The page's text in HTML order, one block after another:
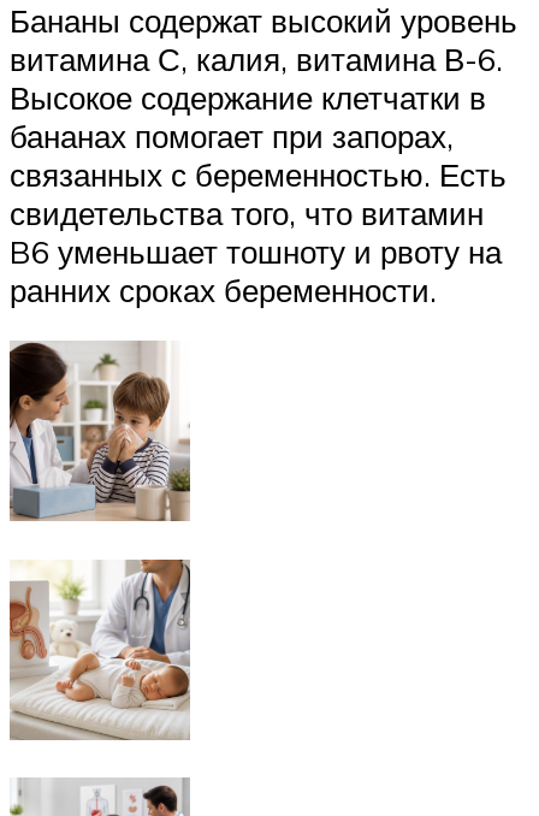
Бананы содержат высокий уровень
витамина С, калия, витамина В-6.
Высокое содержание клетчатки в
бананах помогает при запорах,
связанных с беременностью. Есть
свидетельства того, что витамин
B6 уменьшает тошноту и рвоту на
ранних сроках беременности.